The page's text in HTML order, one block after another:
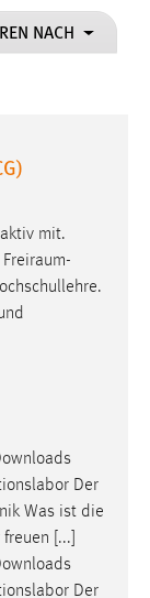
NACH
mit.
Freiraum-
Der
Was ist die
[...]
Der
Cookie
Website.